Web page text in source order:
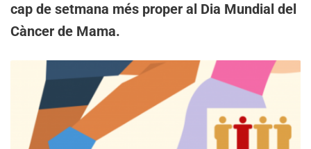
cap de setmana més proper al Dia Mundial del
Càncer de Mama.